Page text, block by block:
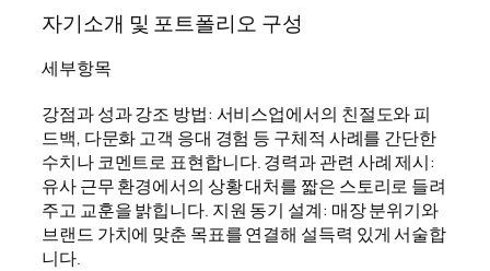
자기소개 및 포트폴리오 구성
세부항목
강점과 성과 강조 방법: 서비스업에서의 친절도와 피
드백, 다문화 고객 응대 경험 등 구체적 사례를 간단한
수치나 코멘트로 표현합니다. 경력과 관련 사례 제시:
유사 근무 환경에서의 상황 대처를 짧은 스토리로 들려
주고 교훈을 밝힙니다. 지원 동기 설계: 매장 분위기와
브랜드 가치에 맞춘 목표를 연결해 설득력 있게 서술합
니다.